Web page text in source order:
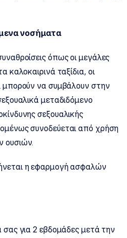
νοσήματα
όπως οι μεγάλες
καλοκαιρινά ταξίδια, οι
μπορούν να συμβάλουν στην
μεταδιδόμενο
σεξουαλικής
συνοδεύεται από χρήση
ουσιών.
η εφαρμογή ασφαλών
σας για 2 εβδομάδες μετά την